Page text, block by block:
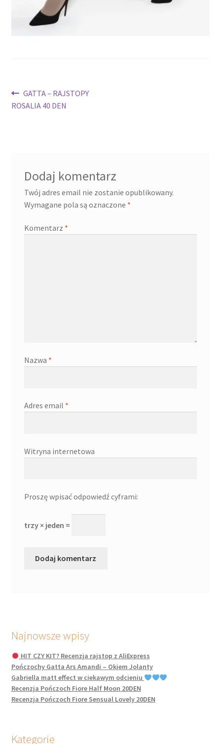
Nawigacja
wpisu
Poprzedni
wpis:
GATTA – RAJSTOPY
ROSALIA 40 DEN
Dodaj komentarz
Twój adres email nie zostanie opublikowany.
Wymagane pola są oznaczone *
Komentarz *
Nazwa *
Adres email *
Witryna internetowa
Proszę wpisać odpowiedź cyframi:
trzy × jeden =
Najnowsze wpisy
HIT CZY KIT? Recenzja rajstop z AliExpress
Pończochy Gatta Ars Amandi – Okiem Jolanty
Gabriella matt effect w ciekawym odcieniu
Recenzja Pończoch Fiore Half Moon 20DEN
Recenzja Pończoch Fiore Sensual Lovely 20DEN
Kategorie